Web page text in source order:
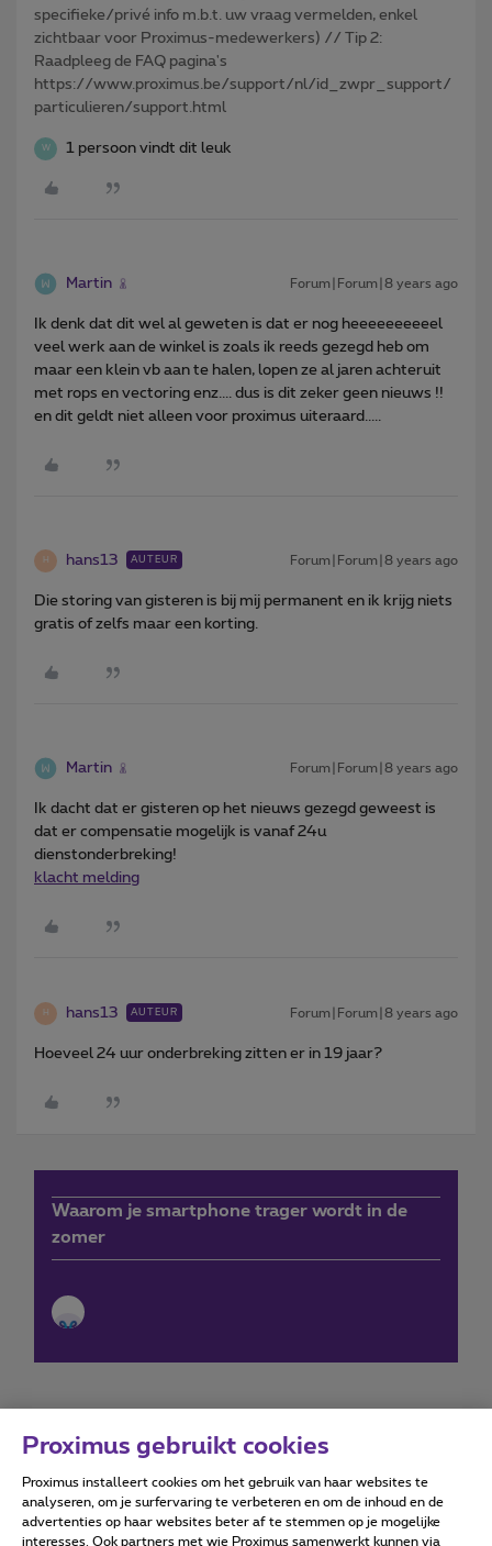
specifieke/privé info m.b.t. uw vraag vermelden, enkel
zichtbaar voor Proximus-medewerkers) // Tip 2:
Raadpleeg de FAQ pagina's
https://www.proximus.be/support/nl/id_zwpr_support/
particulieren/support.html
W 1 persoon vindt dit leuk
Martin Forum|Forum|8 years ago
Ik denk dat dit wel al geweten is dat er nog heeeeeeeeeel
veel werk aan de winkel is zoals ik reeds gezegd heb om
maar een klein vb aan te halen, lopen ze al jaren achteruit
met rops en vectoring enz.... dus is dit zeker geen nieuws !!
en dit geldt niet alleen voor proximus uiteraard.....
H hans13 AUTEUR Forum|Forum|8 years ago
Die storing van gisteren is bij mij permanent en ik krijg niets
gratis of zelfs maar een korting.
Martin Forum|Forum|8 years ago
Ik dacht dat er gisteren op het nieuws gezegd geweest is
dat er compensatie mogelijk is vanaf 24u
dienstonderbreking!
klacht melding
H hans13 AUTEUR Forum|Forum|8 years ago
Hoeveel 24 uur onderbreking zitten er in 19 jaar?
Waarom je smartphone trager wordt in de
zomer
Forumvoorwaarden Accessibility statement
Proximus gebruikt cookies
Proximus installeert cookies om het gebruik van haar websites te
analyseren, om je surfervaring te verbeteren en om de inhoud en de
advertenties op haar websites beter af te stemmen op je mogelijke
interesses. Ook partners met wie Proximus samenwerkt kunnen via